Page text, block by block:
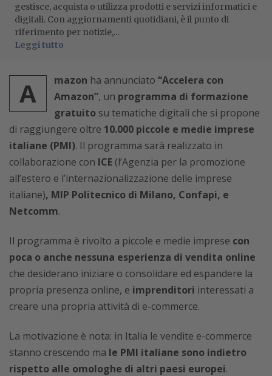
gestisce, acquista o utilizza prodotti e servizi informatici e
digitali. Con aggiornamenti quotidiani, è il punto di
riferimento per notizie,...
Leggi tutto
A mazon ha annunciato “Accelera con
Amazon”, un programma di formazione
gratuito su tematiche digitali che si propone
di raggiungere oltre 10.000 piccole e medie imprese
italiane (PMI). Il programma sarà realizzato in
collaborazione con ICE (l’Agenzia per la promozione
all’estero e l’internazionalizzazione delle imprese
italiane), MIP Politecnico di Milano, Confapi, e
Netcomm.
Il programma è rivolto a piccole e medie imprese con
poca o anche nessuna esperienza di vendita online
che desiderano iniziare o consolidare ed espandere la
propria presenza online, e imprenditori interessati a
creare una propria attività di e-commerce.
La motivazione è nota: in Italia le vendite e-commerce
stanno crescendo ma le PMI italiane sono indietro
rispetto alle omologhe di altri paesi europei.